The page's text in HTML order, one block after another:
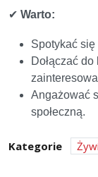
✔ Warto:
Spotykać
Dołączać
Angażować
społeczną.
Kategorie